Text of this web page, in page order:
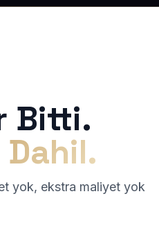
Bitti.
yok, ekstra maliyet yok